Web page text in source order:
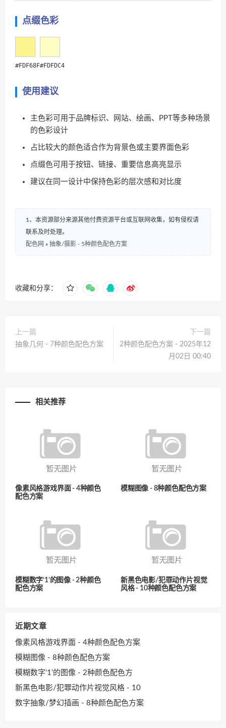
点缀色彩
#FDF68F#FDFDC4
使用建议
主色彩可用于品牌标识、网站、绘画、PPT等多种场景
的色彩设计
占比较大的颜色适合作为背景色或主要界面色彩
点缀色可用于按钮、链接、重要信息高亮显示
建议在同一设计中保持色彩的层次感和对比度
1、本资源部分来源其他付费资源平台或互联网收集，如有侵权请
联系及时处理。
配色网 » 抽象/摄影 - 5种颜色配色方案
收藏和分享：
上一篇
抽象几何 - 7种颜色配色方案
下一篇
2种颜色配色方案 - 2025年12
月02日 00:40
相关推荐
像素风格游戏界面 - 4种颜色
配色方案
模糊图像 - 8种颜色配色方案
模糊数字‘1’的图像 - 2种颜色
配色方案
新黑色电影/犯罪动作片视觉
风格 - 10种颜色配色方案
近期文章
像素风格游戏界面 - 4种颜色配色方案
模糊图像 - 8种颜色配色方案
模糊数字‘1’的图像 - 2种颜色配色方
新黑色电影/犯罪动作片视觉风格 - 10
数字抽象/梦幻插画 - 8种颜色配色方案